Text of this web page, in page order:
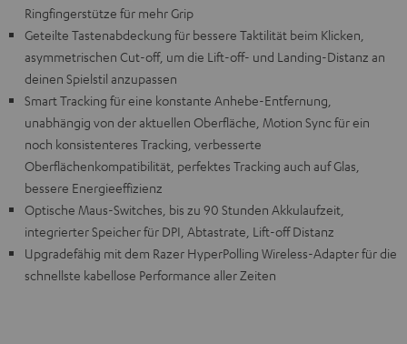
Ringfingerstütze für mehr Grip
Geteilte Tastenabdeckung für bessere Taktilität beim Klicken,
asymmetrischen Cut-off, um die Lift-off- und Landing-Distanz an
deinen Spielstil anzupassen
Smart Tracking für eine konstante Anhebe-Entfernung,
unabhängig von der aktuellen Oberfläche, Motion Sync für ein
noch konsistenteres Tracking, verbesserte
Oberflächenkompatibilität, perfektes Tracking auch auf Glas,
bessere Energieeffizienz
Optische Maus-Switches, bis zu 90 Stunden Akkulaufzeit,
integrierter Speicher für DPI, Abtastrate, Lift-off Distanz
Upgradefähig mit dem Razer HyperPolling Wireless-Adapter für die
schnellste kabellose Performance aller Zeiten